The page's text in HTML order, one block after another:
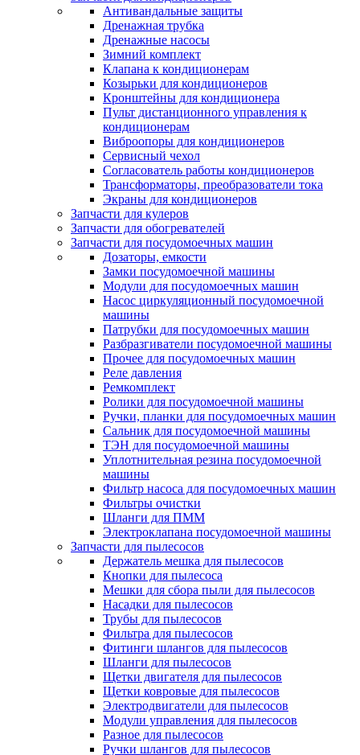
Антивандальные защиты
Дренажная трубка
Дренажные насосы
Зимний комплект
Клапана к кондиционерам
Козырьки для кондиционеров
Кронштейны для кондиционера
Пульт дистанционного управления к
кондиционерам
Виброопоры для кондиционеров
Сервисный чехол
Согласователь работы кондиционеров
Трансформаторы, преобразователи тока
Экраны для кондиционеров
Запчасти для кулеров
Запчасти для обогревателей
Запчасти для посудомоечных машин
Дозаторы, емкости
Замки посудомоечной машины
Модули для посудомоечных машин
Насос циркуляционный посудомоечной
машины
Патрубки для посудомоечных машин
Разбразгиватели посудомоечной машины
Прочее для посудомоечных машин
Реле давления
Ремкомплект
Ролики для посудомоечной машины
Ручки, планки для посудомоечных машин
Сальник для посудомоечной машины
ТЭН для посудомоечной машины
Уплотнительная резина посудомоечной
машины
Фильтр насоса для посудомоечных машин
Фильтры очистки
Шланги для ПММ
Электроклапана посудомоечной машины
Запчасти для пылесосов
Держатель мешка для пылесосов
Кнопки для пылесоса
Мешки для сбора пыли для пылесосов
Насадки для пылесосов
Трубы для пылесосов
Фильтра для пылесосов
Фитинги шлангов для пылесосов
Шланги для пылесосов
Щетки двигателя для пылесосов
Щетки ковровые для пылесосов
Электродвигатели для пылесосов
Модули управления для пылесосов
Разное для пылесосов
Ручки шлангов для пылесосов